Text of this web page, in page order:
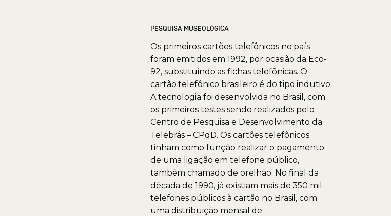
PESQUISA MUSEOLÓGICA
Os primeiros cartões telefônicos no país
foram emitidos em 1992, por ocasião da Eco-
92, substituindo as fichas telefônicas. O
cartão telefônico brasileiro é do tipo indutivo.
A tecnologia foi desenvolvida no Brasil, com
os primeiros testes sendo realizados pelo
Centro de Pesquisa e Desenvolvimento da
Telebrás – CPqD. Os cartões telefônicos
tinham como função realizar o pagamento
de uma ligação em telefone público,
também chamado de orelhão. No final da
década de 1990, já existiam mais de 350 mil
telefones públicos à cartão no Brasil, com
uma distribuição mensal de